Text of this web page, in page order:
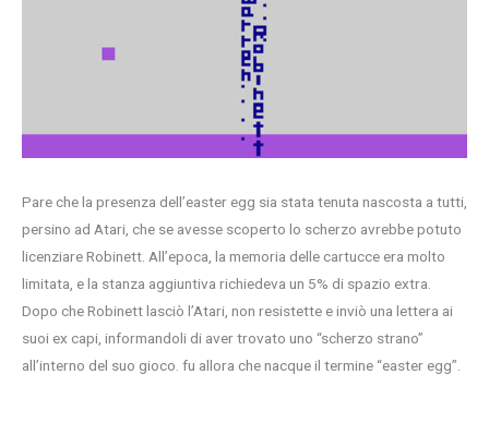
Pare che la presenza dell’easter egg sia stata tenuta nascosta a tutti,
persino ad Atari, che se avesse scoperto lo scherzo avrebbe potuto
licenziare Robinett. All’epoca, la memoria delle cartucce era molto
limitata, e la stanza aggiuntiva richiedeva un 5% di spazio extra.
Dopo che Robinett lasciò l’Atari, non resistette e inviò una lettera ai
suoi ex capi, informandoli di aver trovato uno “scherzo strano”
all’interno del suo gioco. fu allora che nacque il termine “easter egg”.